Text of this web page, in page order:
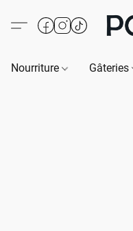
Nourriture Gâteries